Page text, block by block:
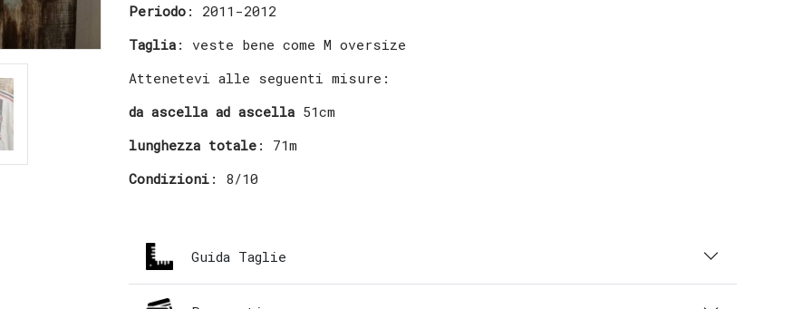
Periodo : 2011-2012
Taglia : veste bene come M oversize
Attenetevi alle seguenti misure:
da ascella ad ascella 51cm
lunghezza totale : 71m
Condizioni : 8/10
Guida Taglie